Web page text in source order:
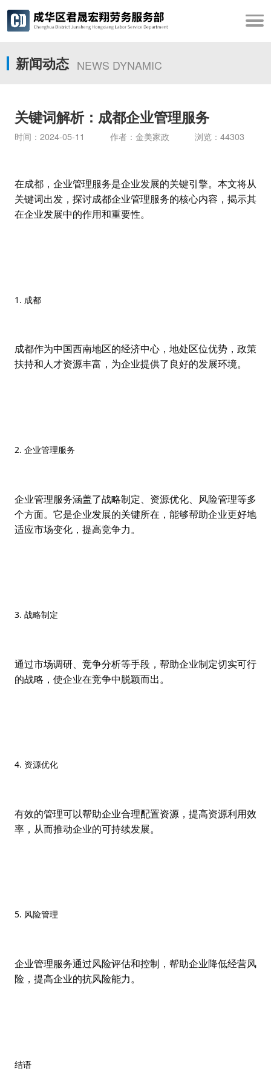
新闻动态 NEWS DYNAMIC
关键词解析：成都企业管理服务
时间：2024-05-11 作者：金美家政 浏览：44303
在成都，企业管理服务是企业发展的关键引擎。本文将从
关键词出发，探讨成都企业管理服务的核心内容，揭示其
在企业发展中的作用和重要性。
1. 成都
成都作为中国西南地区的经济中心，地处区位优势，政策
扶持和人才资源丰富，为企业提供了良好的发展环境。
2. 企业管理服务
企业管理服务涵盖了战略制定、资源优化、风险管理等多
个方面。它是企业发展的关键所在，能够帮助企业更好地
适应市场变化，提高竞争力。
3. 战略制定
通过市场调研、竞争分析等手段，帮助企业制定切实可行
的战略，使企业在竞争中脱颖而出。
4. 资源优化
有效的管理可以帮助企业合理配置资源，提高资源利用效
率，从而推动企业的可持续发展。
5. 风险管理
企业管理服务通过风险评估和控制，帮助企业降低经营风
险，提高企业的抗风险能力。
结语